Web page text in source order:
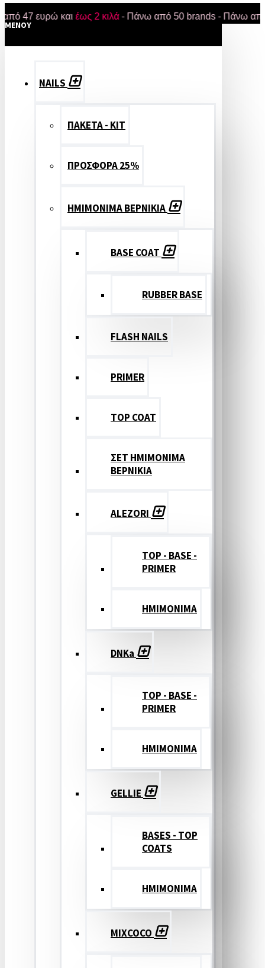
ευρώ καιέως 2 κιλά- Πάνω από 50 brands - Πάνω από 18.000
MENOY
NAILS
ΠΑΚΕΤΑ - ΚΙΤ
ΠΡΟΣΦΟΡΑ 25%
ΗΜΙΜΟΝΙΜΑ ΒΕΡΝΙΚΙΑ
BASE COAT
RUBBER BASE
FLASH NAILS
PRIMER
TOP COAT
ΣΕΤ ΗΜΙΜΟΝΙΜΑ
ΒΕΡΝΙΚΙΑ
ALEZORI
TOP - BASE -
PRIMER
ΗΜΙΜΟΝΙΜΑ
DNKa
TOP - BASE -
PRIMER
ΗΜΙΜΟΝΙΜΑ
GELLIE
BASES - TOP
COATS
ΗΜΙΜΟΝΙΜΑ
MIXCOCO